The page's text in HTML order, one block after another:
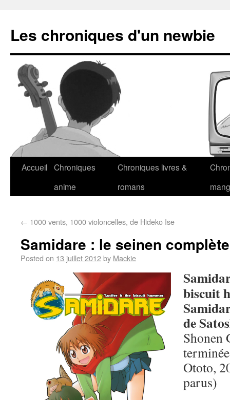
Les chroniques d'un newbie
Accueil Chroniques
anime
Chroniques livres &
romans
← 1000 vents, 1000 violoncelles, de Hideko Ise
Samidare : le seinen
Posted on 13 juillet 2012by Mackie
biscuit
de
Shonen
Ototo,
parus)